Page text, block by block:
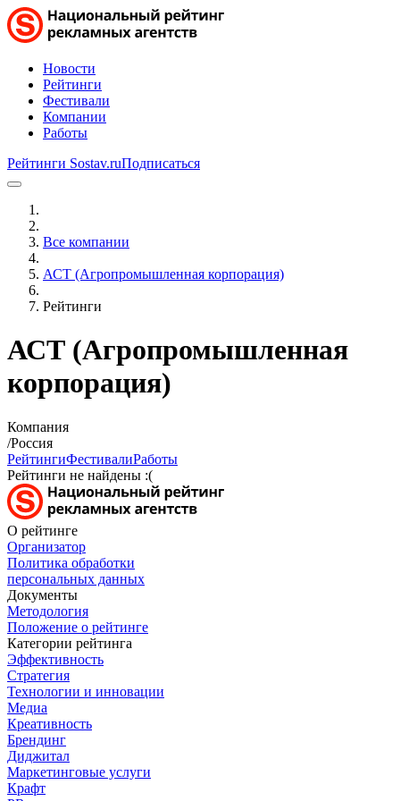
Новости
Рейтинги
Фестивали
Компании
Работы
Рейтинги Sostav.ruПодписаться
Все компании
АСТ (Агропромышленная корпорация)
Рейтинги
АСТ (Агропромышленная
корпорация)
Компания
/Россия
РейтингиФестивалиРаботы
Рейтинги не найдены :(
О рейтинге
Организатор
Политика обработки
персональных данных
Документы
Методология
Положение о рейтинге
Категории рейтинга
Эффективность
Стратегия
Технологии и инновации
Медиа
Креативность
Брендинг
Диджитал
Маркетинговые услуги
Крафт